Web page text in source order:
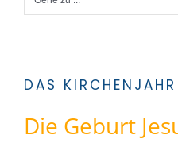
DAS KIRCHENJAHR
Die Geburt